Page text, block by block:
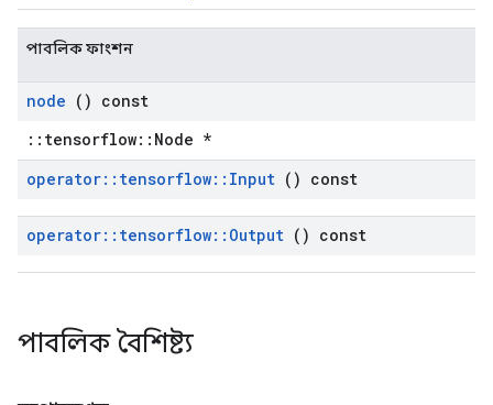
পাবলিক ফাংশন
node () const
::tensorflow::Node *
operator:: tensorflow:: Input () const
operator:: tensorflow:: Output () const
পাবলিক বৈশিষ্ট্য